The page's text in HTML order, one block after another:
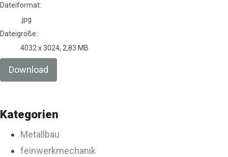
Dateiformat:
.jpg
Dateigröße:
4032 x 3024, 2,83 MB
Download
Kategorien
Metallbau
feinwerkmechanik